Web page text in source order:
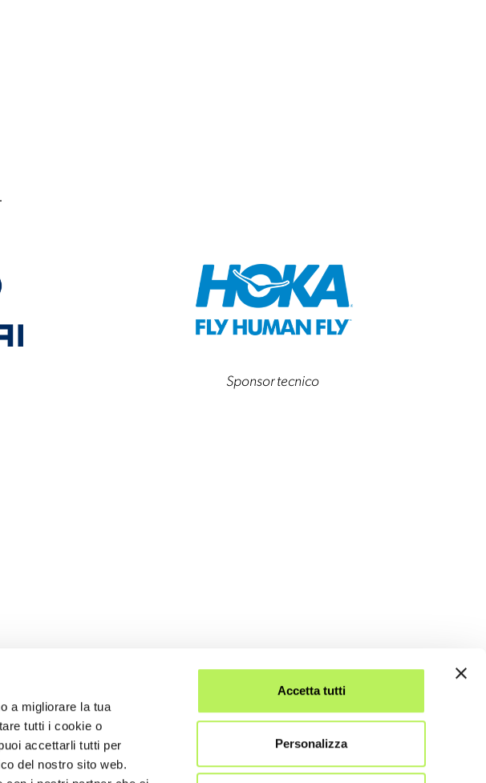
a migliorare la tua
tutti i cookie o
accettarli tutti per
del nostro sito web.
Accetta tutti
Personalizza
Sponsor tecnico